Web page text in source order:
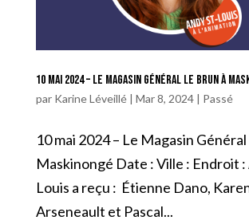
10 mai 2024 – Le Magasin Général Le Brun à
par Karine Léveillé| Mar 8, 2024| Passé
10 mai 2024 – Le Magasin
Maskinongé Date : Ville : Endroit :
Louis a reçu : Étienne Dano,
Arseneault et Pascal...